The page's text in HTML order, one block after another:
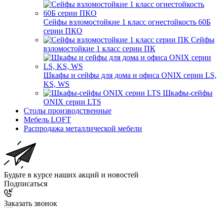
Сейфы взломостойкие 1 класс огнестойкость 60Б
серии ПКО
Сейфы
взломостойкие 1 класс серии ПК
Шкафы и сейфы для дома и офиса ONIX серии LS,
KS, WS
Шкафы-сейфы
ONIX серии LTS
Столы производственные
Мебель LOFT
Распродажа металлической мебели
Будьте в курсе наших акций и новостей
Подписаться
Заказать звонок